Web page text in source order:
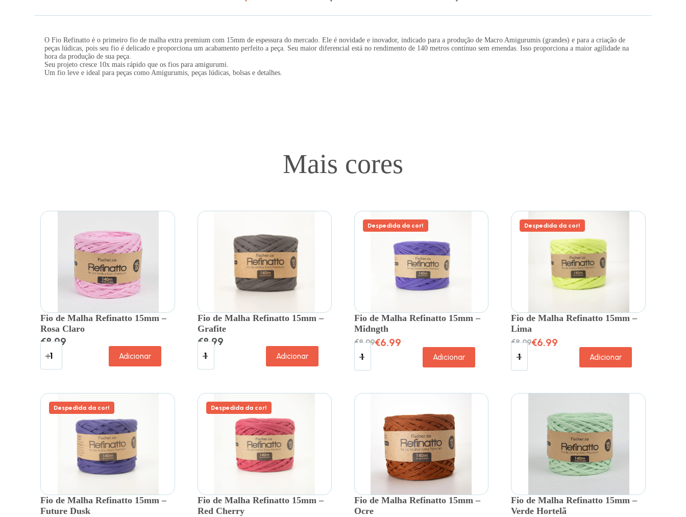
O Fio Refinatto é o primeiro fio de malha extra premium com 15mm de espessura do mercado. Ele é novidade e inovador, indicado para a produção de Macro Amigurumis (grandes) e para a criação de
peças lúdicas, pois seu fio é delicado e proporciona um acabamento perfeito a peça. Seu maior diferencial está no rendimento de 140 metros contínuo sem emendas. Isso proporciona a maior agilidade na
hora da produção de sua peça.
Seu projeto cresce 10x mais rápido que os fios para amigurumi.
Um fio leve e ideal para peças como Amigurumis, peças lúdicas, bolsas e detalhes.
Mais cores
Fio de Malha Refinatto 15mm –
Rosa Claro
€8.99
Adicionar
Fio de Malha Refinatto 15mm –
Grafite
€8.99
Adicionar
Despedida da cor!
Fio de Malha Refinatto 15mm –
Midngth
€8.99€6.99
Adicionar
Despedida da cor!
Fio de Malha Refinatto 15mm –
Lima
€8.99€6.99
Adicionar
Despedida da cor!
Fio de Malha Refinatto 15mm –
Future Dusk
Despedida da cor!
Fio de Malha Refinatto 15mm –
Red Cherry
Fio de Malha Refinatto 15mm –
Ocre
Fio de Malha Refinatto 15mm –
Verde Hortelã